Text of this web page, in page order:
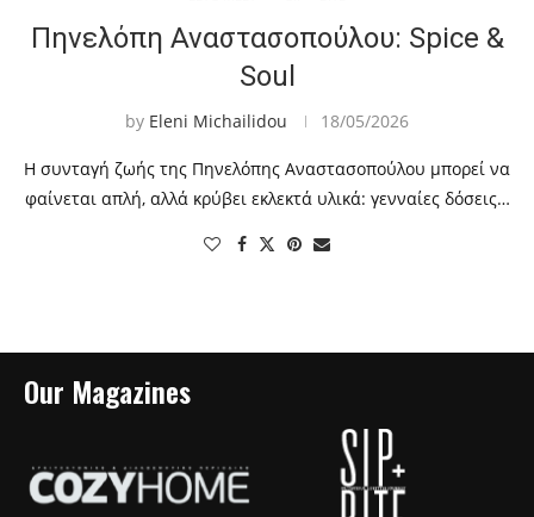
Πηνελόπη Αναστασοπούλου: Spice &
Soul
by Eleni Michailidou 18/05/2026
Η συνταγή ζωής της Πηνελόπης Αναστασοπούλου μπορεί να
φαίνεται απλή, αλλά κρύβει εκλεκτά υλικά: γενναίες δόσεις…
Our Magazines